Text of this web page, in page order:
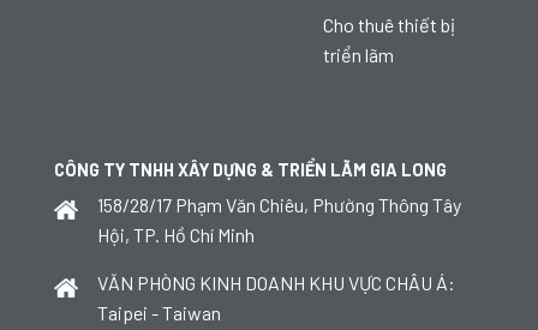
Cho thuê thiết bị
triển lãm
CÔNG TY TNHH XÂY DỰNG & TRIỂN LÃM GIA LONG
158/28/17 Phạm Văn Chiêu, Phường Thông Tây
Hội, TP. Hồ Chí Minh
VĂN PHÒNG KINH DOANH KHU VỰC CHÂU Á:
Taipei - Taiwan